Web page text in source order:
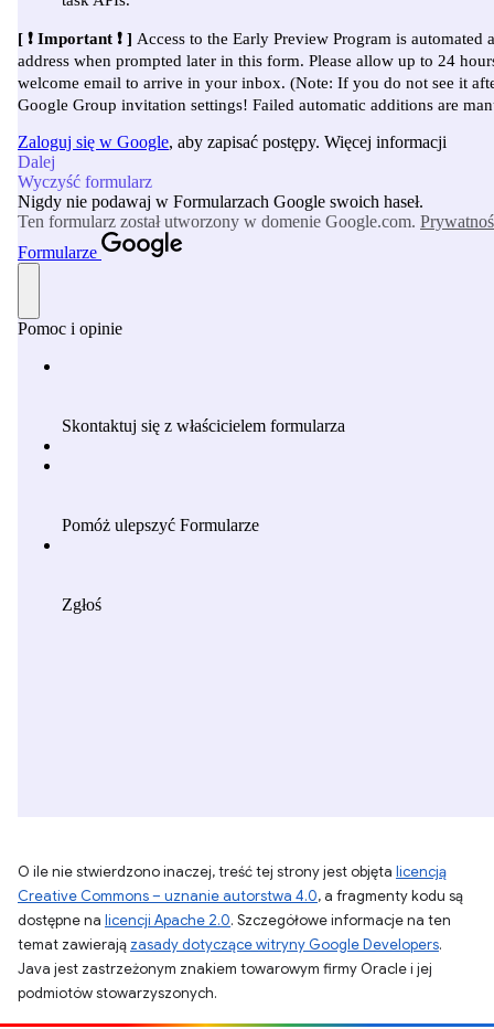
O ile nie stwierdzono inaczej, treść tej strony jest objęta licencją
Creative Commons – uznanie autorstwa 4.0, a fragmenty kodu są
dostępne na licencji Apache 2.0. Szczegółowe informacje na ten
temat zawierają zasady dotyczące witryny Google Developers.
Java jest zastrzeżonym znakiem towarowym firmy Oracle i jej
podmiotów stowarzyszonych.